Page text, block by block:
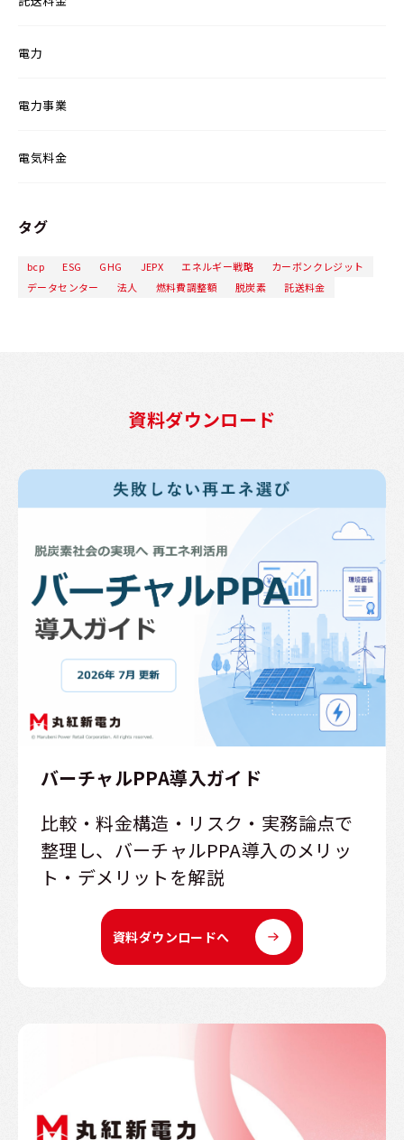
電力
電力事業
電気料金
タグ
bcp ESG GHG JEPX エネルギー戦略
カーボンクレジット
データセンター
法人 燃料費調整額 脱炭素 託送料金
資料ダウンロード
バーチャルPPA導入ガイド
比較・料金構造・リスク・実務論点で
整理し、バーチャルPPA導入のメリッ
ト・デメリットを解説
資料ダウンロードへ